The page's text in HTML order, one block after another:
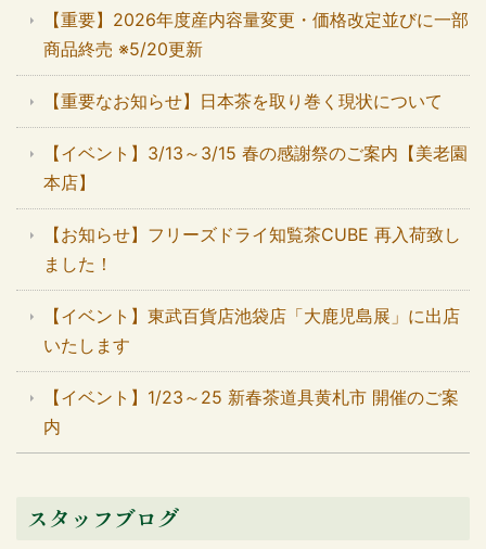
【重要】2026年度産内容量変更・価格改定並びに一部
商品終売 ※5/20更新
【重要なお知らせ】日本茶を取り巻く現状について
【イベント】3/13～3/15 春の感謝祭のご案内【美老園
本店】
【お知らせ】フリーズドライ知覧茶CUBE 再入荷致し
ました！
【イベント】東武百貨店池袋店「大鹿児島展」に出店
いたします
【イベント】1/23～25 新春茶道具黄札市 開催のご案
内
スタッフブログ